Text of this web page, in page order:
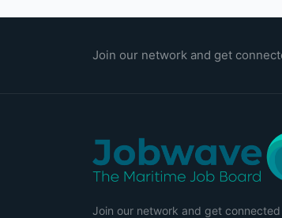
Join our network and get
Join our network and get